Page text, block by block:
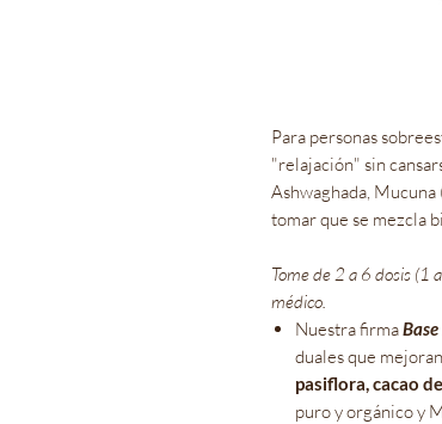
Para personas
"relajación" sin
Ashwaghada,
tomar que se mezcla
Tome de 2 a 6 dosis (1
médico.
Nuestra firma
duales que
pasiflora, cacao
puro y orgánico y